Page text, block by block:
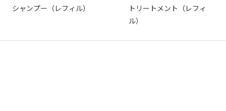
シャンプー（レフィル）
トリートメント（レフィ
ル）